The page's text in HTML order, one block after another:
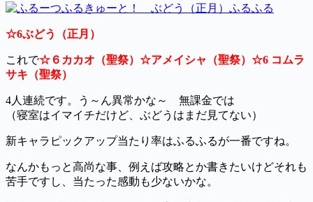
☆6ぶどう（正月）
これで☆６カカオ（聖祭）☆アメイシャ（聖祭）☆6 コムラ
サキ（聖祭）
4人連続です。う～ん異常かな～ 無課金では
（寝室はイマイチだけど、ぶどうはまだ見てない）
新キャラピックアップ当たり率はふるふるが一番ですね。
なんかもっと高尚な事、例えば攻略とか書きたいけどそれも
苦手ですし、当たった感動も少ないかな。